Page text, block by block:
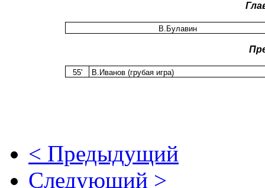
В.Булавин
55' В.Иванов (грубая игра)
< Предыдущий
Следующий >